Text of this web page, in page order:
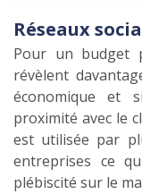
Réseaux
Pour un budget
révèlent
économique et
proximité avec le
est utilisée par
entreprises ce
plébiscité sur le